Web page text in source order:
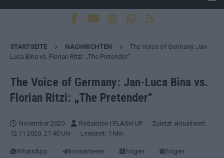
STARTSEITE NACHRICHTEN
The Voice of Germany: Jan-
Luca Bina vs. Florian Ritzi: „The Pretender“
The Voice of Germany: Jan-Luca Bina vs.
Florian Ritzi: „The Pretender“
November 2020 Redaktion | FLASH UP
· Zuletzt aktualisiert:
12.11.2020, 21:40 Uhr
· Lesezeit: 1 Min.
WhatsApp kontaktieren folgen
folgen